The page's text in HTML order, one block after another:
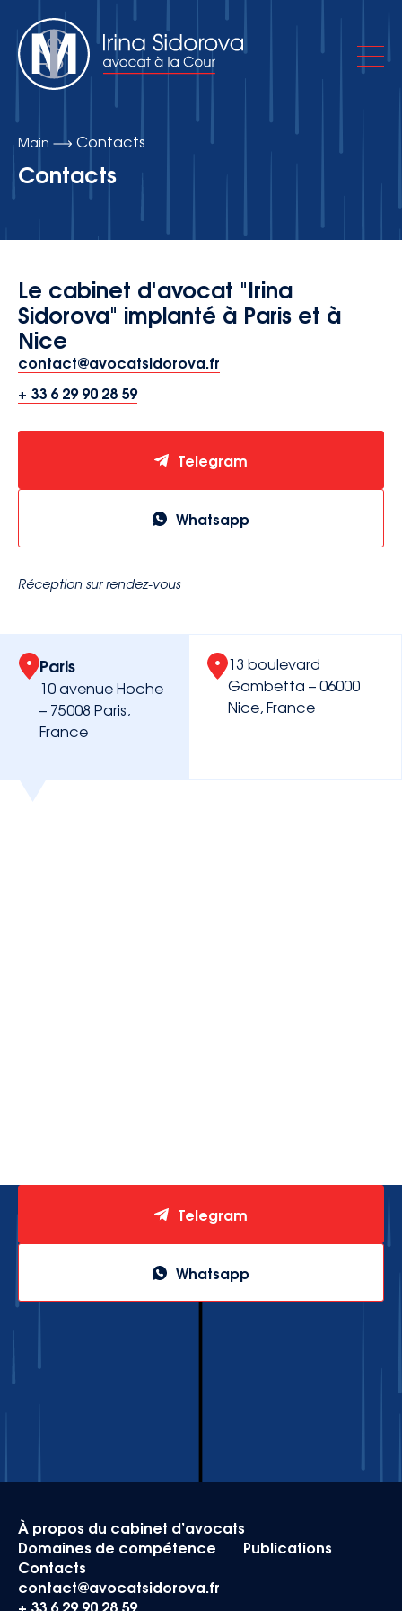
À propos du cabinet d’avocats
Domaines de compétence
Publications
Contacts
+33 6 29 90 28 59
FR EN RU
Main Contacts
Contacts
Le cabinet d'avocat "Irina
Sidorova" implanté à Paris et à
Nice
contact@avocatsidorova.fr
+ 33 6 29 90 28 59
Telegram
Whatsapp
Réception sur rendez-vous
Paris
10 avenue Hoche
– 75008 Paris,
France
13 boulevard
Gambetta – 06000
Nice, France
Telegram
Whatsapp
À propos du cabinet d’avocats
Domaines de compétence
Publications
Contacts
contact@avocatsidorova.fr
+ 33 6 29 90 28 59